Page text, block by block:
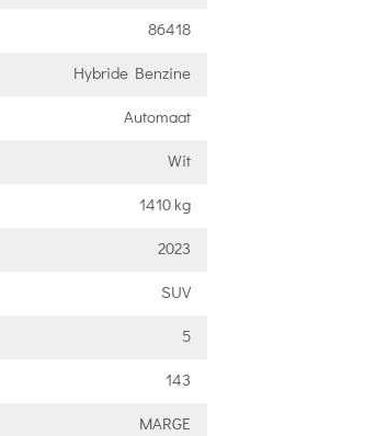
86418
Hybride Benzine
Automaat
Wit
1410 kg
2023
SUV
5
143
MARGE